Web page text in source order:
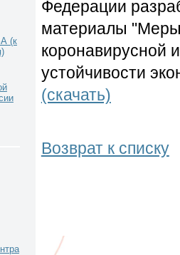
(к
Федерации
материалы "Меры
коронавирусной
устойчивости
(скачать)
Возврат к списку